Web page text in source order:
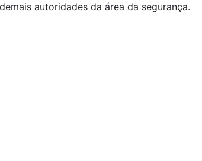
autoridades da área da segurança.